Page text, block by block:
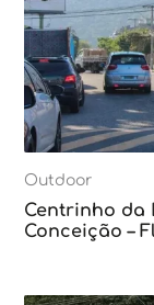
Outdoor
Centrinho da
Conceição –